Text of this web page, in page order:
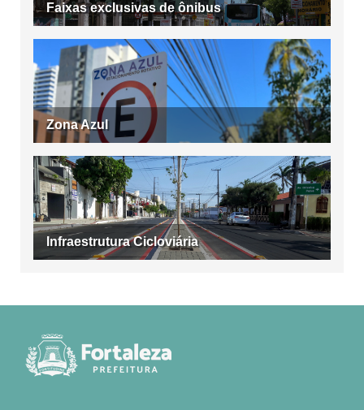
Faixas exclusivas de ônibus
Zona Azul
Infraestrutura Cicloviária